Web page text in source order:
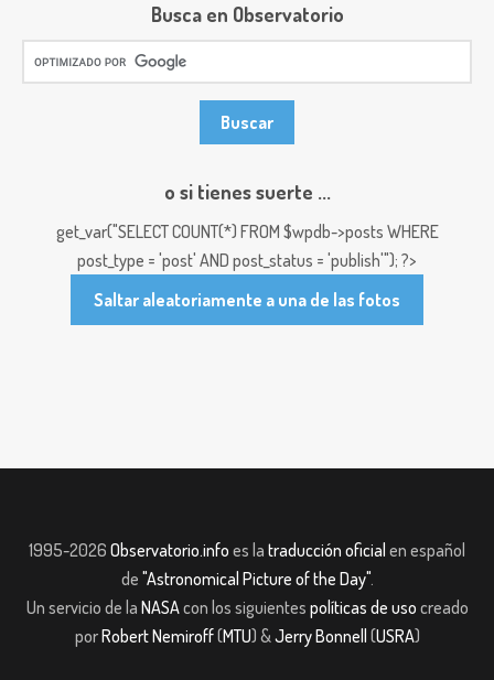
Busca en Observatorio
o si tienes suerte ...
get_var("SELECT COUNT(*) FROM $wpdb->posts WHERE
post_type = 'post' AND post_status = 'publish'"); ?>
Saltar aleatoriamente a una de las fotos
1995-2026 Observatorio.info es la traducción oficial en español
de "Astronomical Picture of the Day".
Un servicio de la NASAcon los siguientes políticas de uso creado
porRobert Nemiroff(MTU) &Jerry Bonnell (USRA)